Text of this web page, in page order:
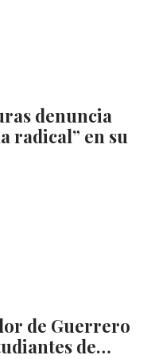
denuncia
radical” en su
de Guerrero
de…